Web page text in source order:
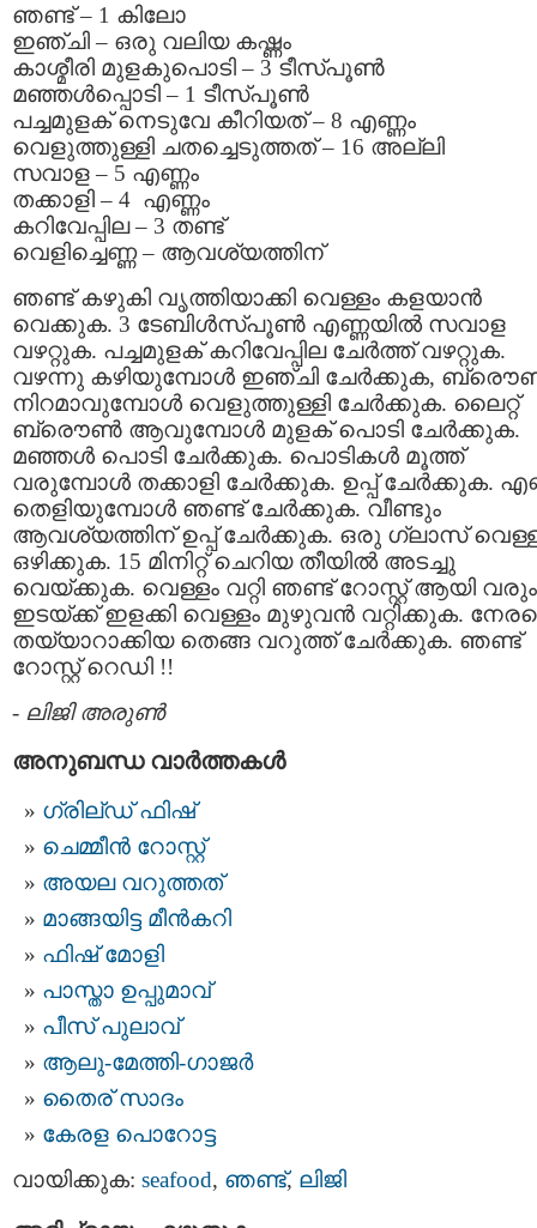
ഞണ്ട് – 1 കിലോ
ഇഞ്ചി – ഒരു വലിയ കഷ്ണം
കാശ്മീരി മുളകുപൊടി – 3 ടീസ്പൂണ്‍
മഞ്ഞള്‍പ്പൊടി – 1 ടീസ്പൂണ്‍
പച്ചമുളക് നെടുവേ കീറിയത് – 8 എണ്ണം
വെളുത്തുള്ളി ചതച്ചെടുത്തത് – 16 അല്ലി
സവാള – 5 എണ്ണം
തക്കാളി – 4 എണ്ണം
കറിവേപ്പില – 3 തണ്ട്
വെളിച്ചെണ്ണ – ആവശ്യത്തിന്
ഞണ്ട് കഴുകി വൃത്തിയാക്കി വെള്ളം കളയാന്‍
വെക്കുക. 3 ടേബിള്‍സ്പൂണ്‍ എണ്ണയില്‍ സവാള
വഴറ്റുക. പച്ചമുളക് കറിവേപ്പില ചേര്‍ത്ത് വഴറ്റുക.
വഴന്നു കഴിയുമ്പോള്‍ ഇഞ്ചി ചേര്‍ക്കുക,
നിറമാവുമ്പോള്‍ വെളുത്തുള്ളി ചേര്‍ക്കുക. ലൈറ്റ്
ബ്രൌണ്‍ ആവുമ്പോള്‍ മുളക് പൊടി ചേര്‍ക്കുക.
മഞ്ഞള്‍ പൊടി ചേര്‍ക്കുക. പൊടികള്‍ മൂത്ത്
വരുമ്പോള്‍ തക്കാളി ചേര്‍ക്കുക. ഉപ്പ് ചേര്‍ക്കുക.
തെളിയുമ്പോള്‍ ഞണ്ട് ചേര്‍ക്കുക. വീണ്ടും
ആവശ്യത്തിന് ഉപ്പ് ചേര്‍ക്കുക. ഒരു ഗ്ലാസ്‌
ഒഴിക്കുക. 15 മിനിറ്റ് ചെറിയ തീയില്‍ അടച്ചു
വെയ്ക്കുക. വെള്ളം വറ്റി ഞണ്ട് റോസ്റ്റ് ആയി
ഇടയ്ക്ക് ഇളക്കി വെള്ളം മുഴുവന്‍ വറ്റിക്കുക.
തയ്യാറാക്കിയ തെങ്ങ വറുത്ത് ചേര്‍ക്കുക. ഞണ്ട്
റോസ്റ്റ്‌ റെഡി !!
- ലിജി അരുണ്‍
അനുബന്ധ വാര്‍ത്തകള്‍
ഗ്രില്ഡ് ഫിഷ്‌
ചെമ്മീന്‍ റോസ്റ്റ്
അയല വറുത്തത്
മാങ്ങയിട്ട മീന്‍കറി
ഫിഷ്‌ മോളി
പാസ്താ ഉപ്പുമാവ്
പീസ്‌ പുലാവ്
ആലു-മേത്തി-ഗാജര്‍
തൈര് സാദം
കേരള പൊറോട്ട
വായിക്കുക: seafood, ഞണ്ട്, ലിജി